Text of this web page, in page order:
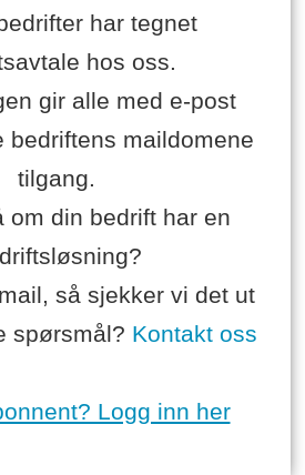
har tegnet
hos oss.
gir alle med e-post
bedriftens maildomene
tilgang.
om din bedrift har en
så sjekker vi det ut
spørsmål? Kontakt oss
Logg inn her